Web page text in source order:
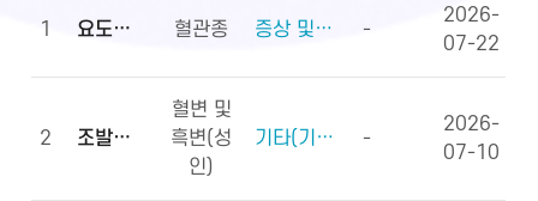
1 요도하열 혈관종 증상 및 징후(증상) -
2026-
07-22
2 조발생률
혈변 및
흑변(성
인)
기타(기타용어) -
2026-
07-10